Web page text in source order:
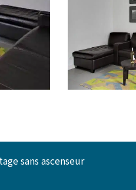
sans ascenseur